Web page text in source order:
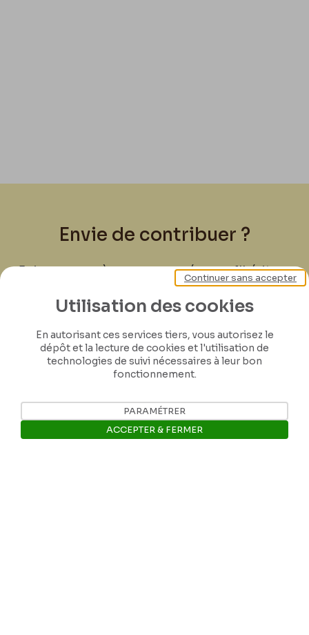
Envie de contribuer ?
Joignez-vous à nous pour préserver l'héritage
de Félicien Rops ! Partagez vos lettres,
documents et connaissances afin de
les générations futures.
Je contribue
Utilisation des cookies
En autorisant ces services tiers, vous autorisez le
dépôt et la lecture de cookies et l'utilisation de
technologies de suivi nécessaires à leur bon
fonctionnement.
Continuer sans accepter
PARAMÉTRER
ACCEPTER & FERMER